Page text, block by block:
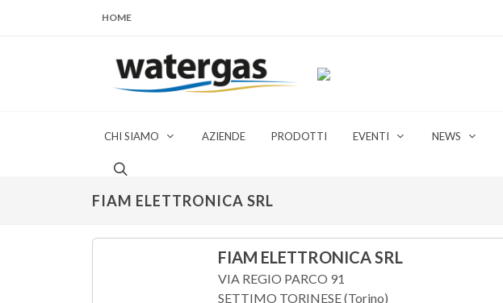
HOME
CHI SIAMO AZIENDE PRODOTTI EVENTI NEWS
FIAM ELETTRONICA SRL
FIAM ELETTRONICA SRL
VIA REGIO PARCO 91
SETTIMO TORINESE (Torino)